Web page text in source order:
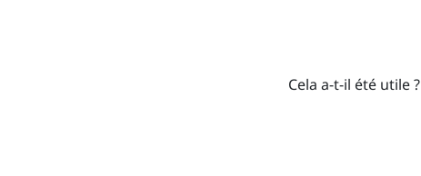
Cela a-t-il été utile ?